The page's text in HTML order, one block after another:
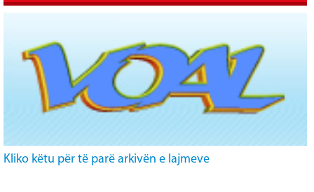
Kliko këtu për të parë arkivën e lajmeve